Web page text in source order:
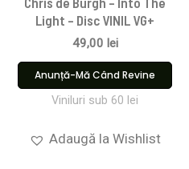
Light – Disc VINIL VG+
49,00 lei
Anunță-Mă Când Revine
Viniluri sub 60 lei
Adaugă la Wishlist